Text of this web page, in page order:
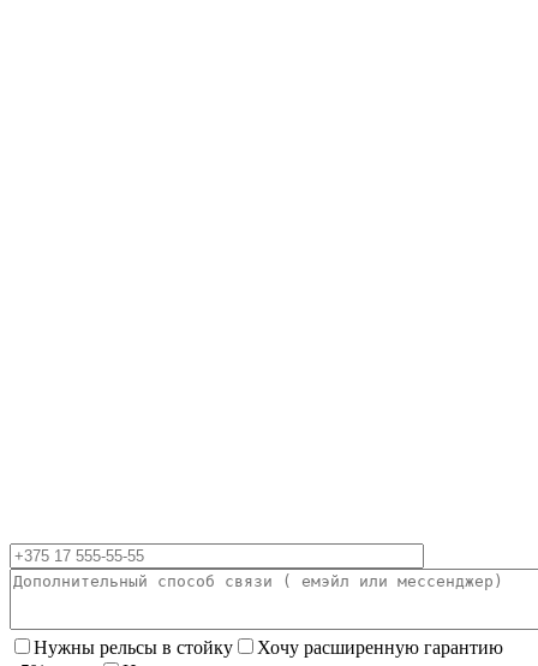
Нужны рельсы в стойку
Хочу расширенную гарантию